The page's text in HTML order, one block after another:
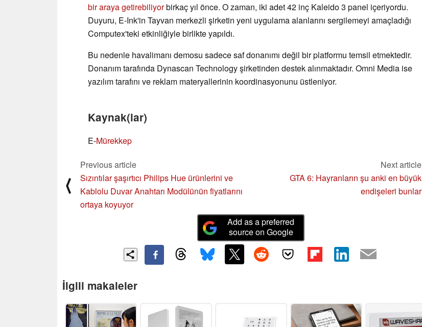
bir araya getirebiliyorbirkaç yıl önce. O zaman, iki adet 42 inç Kaleido 3 panel içeriyordu.
Duyuru, E-Ink'in Tayvan merkezli şirketin yeni uygulama alanlarını sergilemeyi amaçladığı
Computex'teki etkinliğiyle birlikte yapıldı.
Bu nedenle havalimanı demosu sadece saf donanımı değil bir platformu temsil etmektedir.
Donanım tarafında Dynascan Technology şirketinden destek alınmaktadır. Omni Media ise
yazılım tarafını ve reklam materyallerinin koordinasyonunu üstleniyor.
Kaynak(lar)
E-Mürekkep
⟨
Previous article
Sızıntılar şaşırtıcı Philips Hue ürünlerini ve
Kablolu Duvar Anahtarı Modülünün fiyatlarını
ortaya koyuyor
Next article
GTA 6: Hayranların şu anki en büyük
endişeleri bunlar
Add as a preferred
source on Google
İlgili makaleler